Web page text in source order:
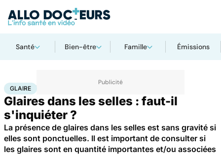
Santé Bien-être Famille Émissions
AccueilSanté
GLAIRE
Glaires dans les selles : faut-il
s'inquiéter ?
La présence de glaires dans les selles est sans gravité si
elles sont ponctuelles. Il est important de consulter si
les glaires sont en quantité importantes et/ou associées